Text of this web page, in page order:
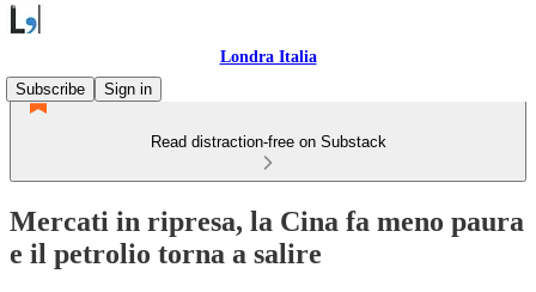
Londra Italia
Subscribe
Sign in
Read distraction-free on Substack
Mercati in ripresa, la Cina fa meno paura
e il petrolio torna a salire